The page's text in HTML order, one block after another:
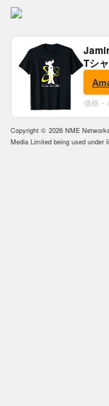
Tシ
価格・
Copyright © 2026 NME
Media Limited being used under